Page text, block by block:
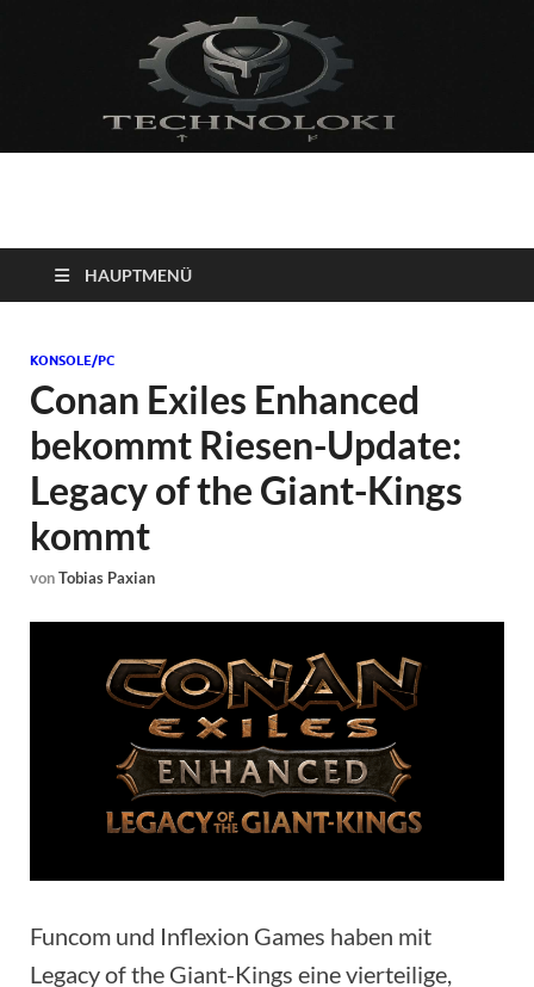
Technoloki: Gaming
und Entertainment
News
Blockbuster, Indie-Perlen und Retro-Klassiker.
HAUPTMENÜ
KONSOLE/PC
Conan Exiles Enhanced
bekommt Riesen-Update:
Legacy of the Giant-Kings
kommt
vonTobias Paxian
Funcom und Inflexion Games haben mit
Legacy of the Giant-Kings eine vierteilige,